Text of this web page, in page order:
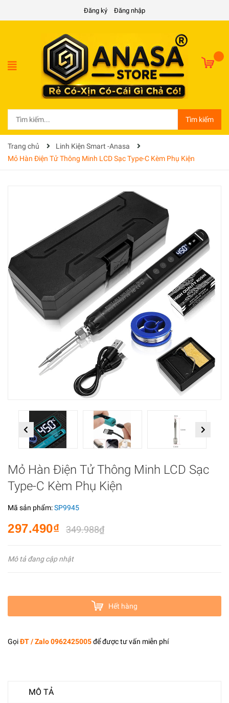
Đăng ký Đăng nhập
Tìm kiếm
Trang chủ
Linh Kiện Smart -Anasa
Mỏ Hàn Điện Tử Thông Minh LCD Sạc Type-C Kèm Phụ Kiện
Previous Next
Mỏ Hàn Điện Tử Thông Minh LCD Sạc
Type-C Kèm Phụ Kiện
Mã sản phẩm:SP9945
297.490₫ 349.988₫
Mô tả đang cập nhật
Hết hàng
GọiĐT / Zalo 0962425005để được tư vấn miễn phí
MÔ TẢ